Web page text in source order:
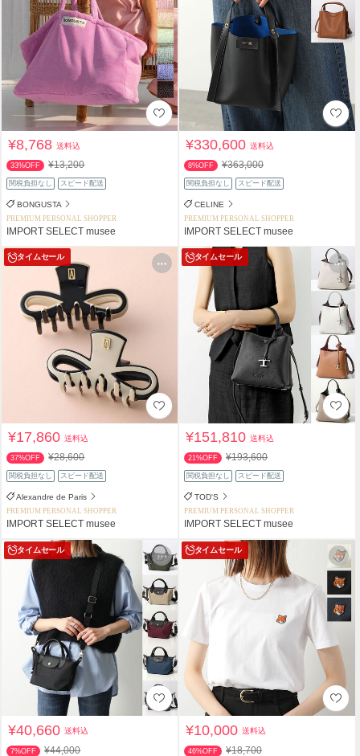
¥8,768送料込
33%OFF ¥13,200
関税負担なし スピード配送
BONGUSTA
PREMIUM PERSONAL SHOPPER
IMPORT SELECT musee
¥330,600送料込
8%OFF ¥363,000
関税負担なし スピード配送
CELINE
PREMIUM PERSONAL SHOPPER
IMPORT SELECT musee
タイムセール
¥17,860送料込
37%OFF ¥28,600
関税負担なし スピード配送
Alexandre de Paris
PREMIUM PERSONAL SHOPPER
IMPORT SELECT musee
タイムセール
¥151,810送料込
21%OFF ¥193,600
関税負担なし スピード配送
TOD'S
PREMIUM PERSONAL SHOPPER
IMPORT SELECT musee
タイムセール
¥40,660送料込
7%OFF ¥44,000
タイムセール
¥10,000送料込
46%OFF ¥18,700